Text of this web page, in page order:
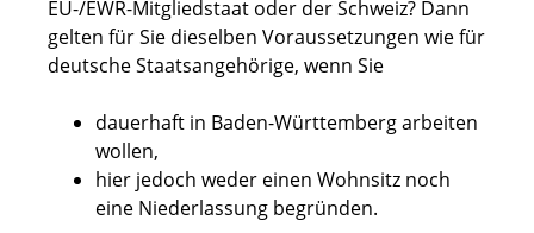
EU-/EWR-Mitgliedstaat oder der Schweiz? Dann
gelten für Sie dieselben Voraussetzungen wie für
deutsche Staatsangehörige, wenn Sie
dauerhaft in Baden-Württemberg arbeiten
wollen,
hier jedoch weder einen Wohnsitz noch
eine Niederlassung begründen.